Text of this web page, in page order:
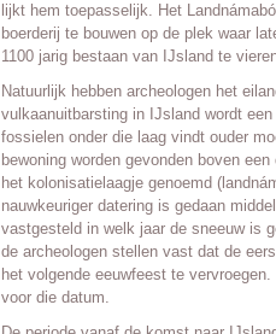
lijkt hem toepasselijk. Het
boerderij te bouwen op de plek waar
1100 jarig bestaan van IJsland te
Natuurlijk hebben archeologen het
vulkaanuitbarsting in IJsland wordt
fossielen onder die laag vindt ouder
bewoning worden gevonden boven
het kolonisatielaagje genoemd
nauwkeuriger datering is gedaan
vastgesteld in welk jaar de sneeuw is
de archeologen stellen vast dat de
het volgende eeuwfeest te
voor die datum.